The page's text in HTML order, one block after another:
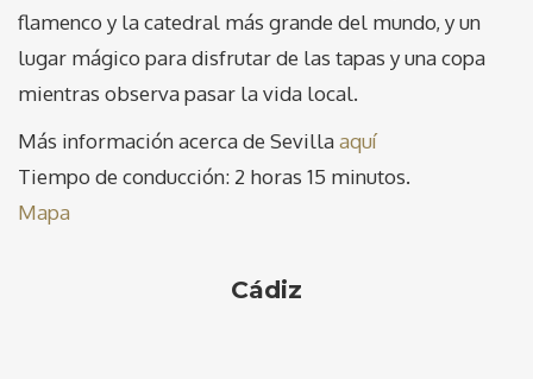
flamenco y la catedral más grande del mundo, y un
lugar mágico para disfrutar de las tapas y una copa
mientras observa pasar la vida local.
Más información acerca de Sevillaaquí
Tiempo de conducción: 2 horas 15 minutos.
Mapa
Cádiz